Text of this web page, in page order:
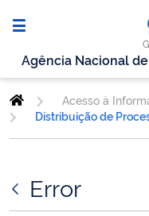
Agência Nacional
Acesso à
Distribuição de
Error